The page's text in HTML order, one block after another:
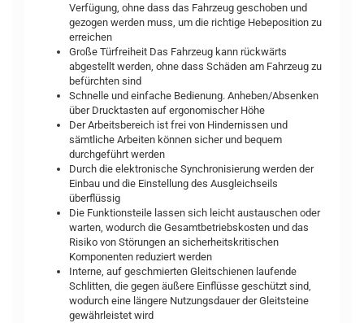
Verfügung, ohne dass das Fahrzeug geschoben und
gezogen werden muss, um die richtige Hebeposition zu
erreichen
Große Türfreiheit Das Fahrzeug kann rückwärts
abgestellt werden, ohne dass Schäden am Fahrzeug zu
befürchten sind
Schnelle und einfache Bedienung. Anheben/Absenken
über Drucktasten auf ergonomischer Höhe
Der Arbeitsbereich ist frei von Hindernissen und
sämtliche Arbeiten können sicher und bequem
durchgeführt werden
Durch die elektronische Synchronisierung werden der
Einbau und die Einstellung des Ausgleichseils
überflüssig
Die Funktionsteile lassen sich leicht austauschen oder
warten, wodurch die Gesamtbetriebskosten und das
Risiko von Störungen an sicherheitskritischen
Komponenten reduziert werden
Interne, auf geschmierten Gleitschienen laufende
Schlitten, die gegen äußere Einflüsse geschützt sind,
wodurch eine längere Nutzungsdauer der Gleitsteine
gewährleistet wird